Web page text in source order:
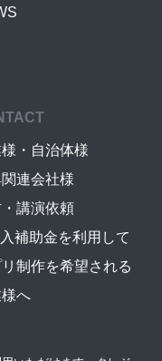
・自治体様
連会社様
講演依頼
入補助金を利用して
制作を希望される
へ